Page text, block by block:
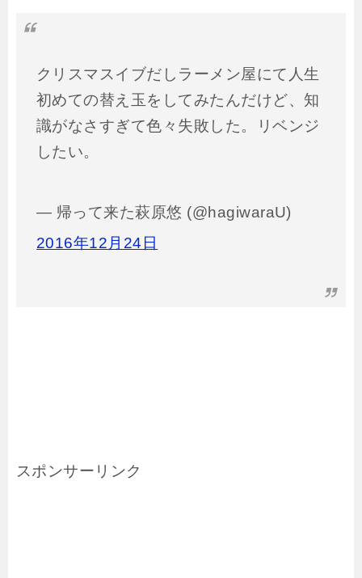
クリスマスイブだしラーメン屋にて人生
初めての替え玉をしてみたんだけど、知
識がなさすぎて色々失敗した。リベンジ
したい。
— 帰って来た萩原悠 (@hagiwaraU)
2016年12月24日
スポンサーリンク